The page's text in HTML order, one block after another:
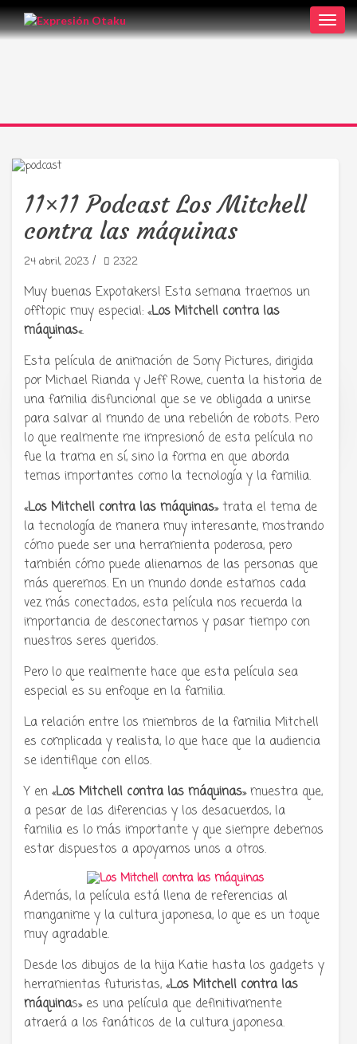
Tu radio y podcast sobre manga,
anime y cultura japonesa ツ
11×11 Podcast Los Mitchell
contra las máquinas
24 abril, 2023 / 2322
Muy buenas Expotakers! Esta semana traemos un
offtopic muy especial: «Los Mitchell contra las
máquinas«.
Esta película de animación de Sony Pictures, dirigida
por Michael Rianda y Jeff Rowe, cuenta la historia de
una familia disfuncional que se ve obligada a unirse
para salvar al mundo de una rebelión de robots. Pero
lo que realmente me impresionó de esta película no
fue la trama en sí, sino la forma en que aborda
temas importantes como la tecnología y la familia.
«Los Mitchell contra las máquinas» trata el tema de
la tecnología de manera muy interesante, mostrando
cómo puede ser una herramienta poderosa, pero
también cómo puede alienarnos de las personas que
más queremos. En un mundo donde estamos cada
vez más conectados, esta película nos recuerda la
importancia de desconectarnos y pasar tiempo con
nuestros seres queridos.
Pero lo que realmente hace que esta película sea
especial es su enfoque en la familia.
La relación entre los miembros de la familia Mitchell
es complicada y realista, lo que hace que la audiencia
se identifique con ellos.
Y en «Los Mitchell contra las máquinas» muestra que,
a pesar de las diferencias y los desacuerdos, la
familia es lo más importante y que siempre debemos
estar dispuestos a apoyarnos unos a otros.
Además, la película está llena de referencias al
manganime y la cultura japonesa, lo que es un toque
muy agradable.
Desde los dibujos de la hija Katie hasta los gadgets y
herramientas futuristas, «Los Mitchell contra las
máquinas» es una película que definitivamente
atraerá a los fanáticos de la cultura japonesa.